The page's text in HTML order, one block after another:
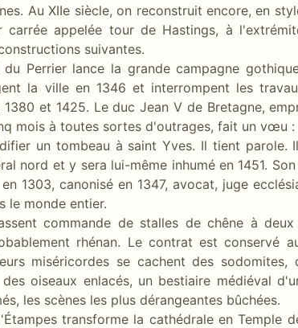
Au XIIe siècle, on reconstruit encore, en
appelée tour de Hastings, à
suivantes.
du Perrier lance la grande campagne
la ville en 1346 et interrompent les
et 1425. Le duc Jean V de Bretagne,
mois à toutes sortes d'outrages, fait un vœu
un tombeau à saint Yves. Il tient parole.
nord et y sera lui-même inhumé en 1451.
1303, canonisé en 1347, avocat, juge
le monde entier.
commande de stalles de chêne à deux
rhénan. Le contrat est conservé
miséricordes se cachent des sodomites,
oiseaux enlacés, un bestiaire médiéval
les scènes les plus dérangeantes bûchées.
transforme la cathédrale en Temple